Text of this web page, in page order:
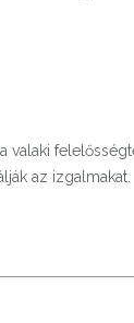
az izgalmakat.